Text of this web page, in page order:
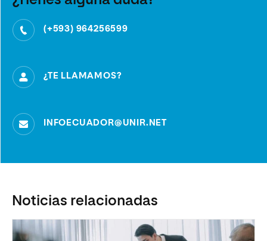
(+593) 964256599
¿TE LLAMAMOS?
INFOECUADOR@UNIR.NET
Noticias relacionadas